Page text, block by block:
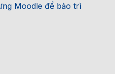
Moodle để bảo trì